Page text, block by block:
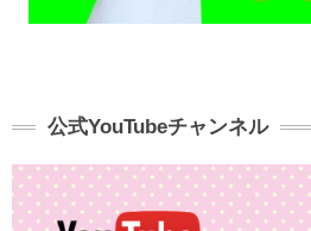
公式YouTubeチャンネル